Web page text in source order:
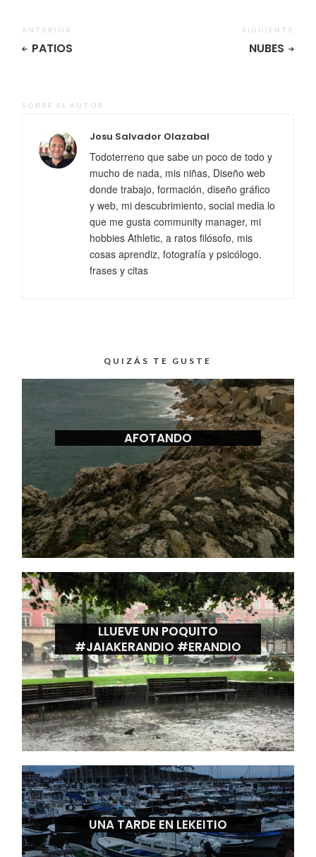
ANTERIOR
PATIOS
SIGUIENTE
NUBES
SOBRE EL AUTOR
Josu Salvador Olazabal
Todoterreno que sabe un poco de todo y
mucho de nada, mis niñas, Diseño web
donde trabajo, formación, diseño gráfico
y web, mi descubrimiento, social media lo
que me gusta community manager, mi
hobbies Athletic, a ratos filósofo, mis
cosas aprendiz, fotografía y psicólogo.
frases y citas
QUIZÁS TE GUSTE
AFOTANDO
LLUEVE UN POQUITO
#JAIAKERANDIO #ERANDIO
UNA TARDE EN LEKEITIO